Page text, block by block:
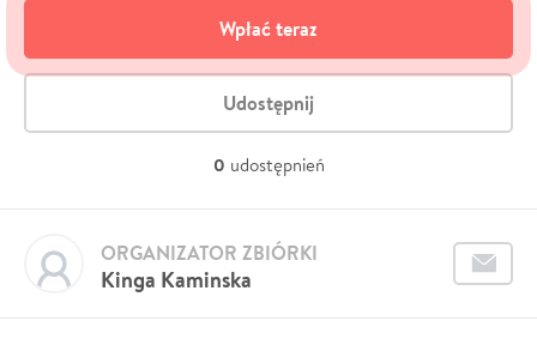
Wpłać teraz
Udostępnij
0 udostępnień
Kinga Kaminska
ORGANIZATOR ZBIÓRKI